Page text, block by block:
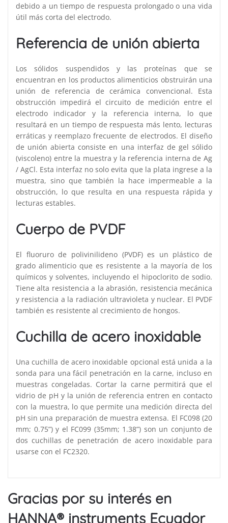
debido a un tiempo de respuesta prolongado o una vida
útil más corta del electrodo.
Referencia de unión abierta
Los sólidos suspendidos y las proteínas que se
encuentran en los productos alimenticios obstruirán una
unión de referencia de cerámica convencional. Esta
obstrucción impedirá el circuito de medición entre el
electrodo indicador y la referencia interna, lo que
resultará en un tiempo de respuesta más lento, lecturas
erráticas y reemplazo frecuente de electrodos. El diseño
de unión abierta consiste en una interfaz de gel sólido
(viscoleno) entre la muestra y la referencia interna de Ag
/ AgCl. Esta interfaz no solo evita que la plata ingrese a la
muestra, sino que también la hace impermeable a la
obstrucción, lo que resulta en una respuesta rápida y
lecturas estables.
Cuerpo de PVDF
El fluoruro de polivinilideno (PVDF) es un plástico de
grado alimenticio que es resistente a la mayoría de los
químicos y solventes, incluyendo el hipoclorito de sodio.
Tiene alta resistencia a la abrasión, resistencia mecánica
y resistencia a la radiación ultravioleta y nuclear. El PVDF
también es resistente al crecimiento de hongos.
Cuchilla de acero inoxidable
Una cuchilla de acero inoxidable opcional está unida a la
sonda para una fácil penetración en la carne, incluso en
muestras congeladas. Cortar la carne permitirá que el
vidrio de pH y la unión de referencia entren en contacto
con la muestra, lo que permite una medición directa del
pH sin una preparación de muestra extensa. El FC098 (20
mm; 0.75”) y el FC099 (35mm; 1.38”) son un conjunto de
dos cuchillas de penetración de acero inoxidable para
usarse con el FC2320.
Gracias por su interés en
HANNA® instruments Ecuador